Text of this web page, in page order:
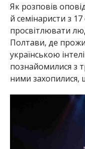
Як розповів
й семінаристи з
просвітлювати
Полтави, де
українською
познайомилися з
ними захопилися,